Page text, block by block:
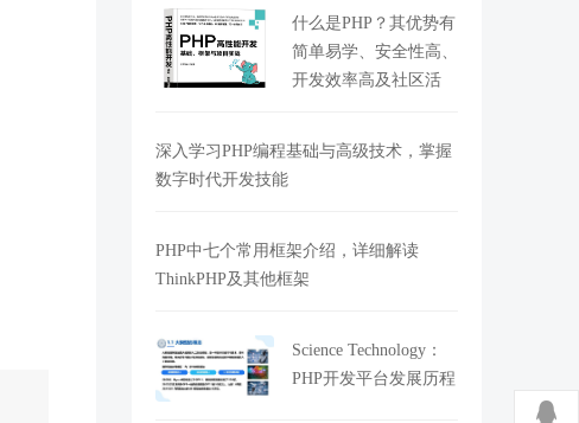
什么是PHP？其优势有
简单易学、安全性高、
开发效率高及社区活
深入学习PHP编程基础与高级技术，掌握
数字时代开发技能
PHP中七个常用框架介绍，详细解读
ThinkPHP及其他框架
Science Technology：
PHP开发平台发展历程